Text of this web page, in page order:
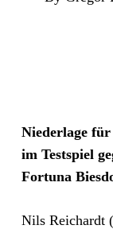
Niederlage
im Testspiel
Fortuna
Nils Reichardt